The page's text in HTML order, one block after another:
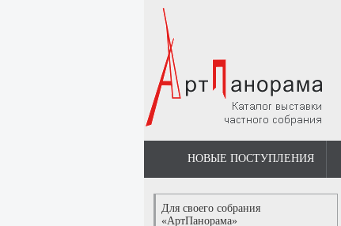
НОВЫЕ ПОСТУПЛЕНИЯ
Для своего собрания
«АртПанорама»